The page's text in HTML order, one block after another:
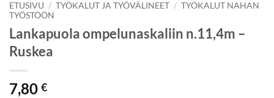
ETUSIVU / TYÖKALUT JA TYÖVÄLINEET / TYÖKALUT NAHAN
TYÖSTÖÖN
Lankapuola ompelunaskaliin n.11,4m –
Ruskea
7,80 €